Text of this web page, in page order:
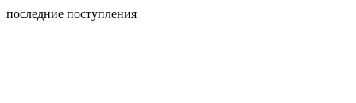
последние поступления